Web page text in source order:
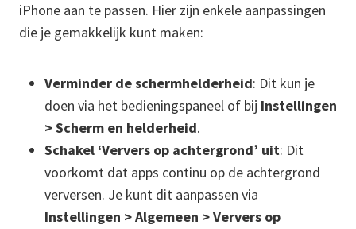
iPhone aan te passen. Hier zijn enkele aanpassingen
die je gemakkelijk kunt maken:
Verminder de schermhelderheid: Dit kun je
doen via het bedieningspaneel of bij Instellingen
> Scherm en helderheid.
Schakel ‘Ververs op achtergrond’ uit: Dit
voorkomt dat apps continu op de achtergrond
verversen. Je kunt dit aanpassen via
Instellingen > Algemeen > Ververs op